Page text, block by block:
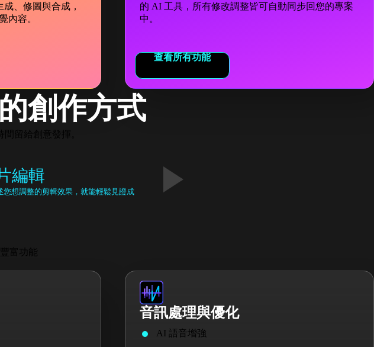
、修圖與合成，
內容。
的 AI 工具，所有修改調整皆可自動同步回您的專案
中。
查看所有功能
創作方式
留給創意發揮。
編輯
想調整的剪輯效果，就能輕鬆見證成
富功能
音訊處理與優化
AI 語音增強